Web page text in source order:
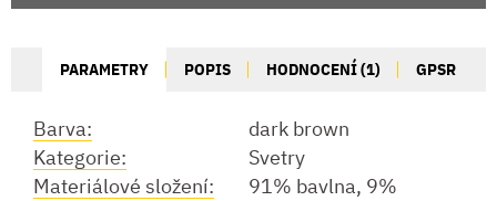
PARAMETRY POPIS HODNOCENÍ (1) GPSR
Barva:
dark brown
Kategorie:
Svetry
Materiálové složení:
91% bavlna, 9%